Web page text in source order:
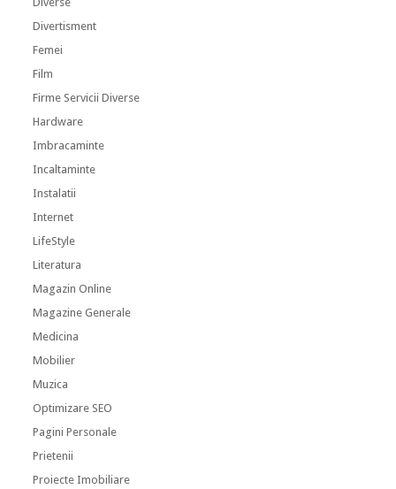
Divertisment
Femei
Film
Firme Servicii Diverse
Hardware
Imbracaminte
Incaltaminte
Instalatii
Internet
LifeStyle
Literatura
Magazin Online
Magazine Generale
Medicina
Mobilier
Muzica
Optimizare SEO
Pagini Personale
Prietenii
Proiecte Imobiliare